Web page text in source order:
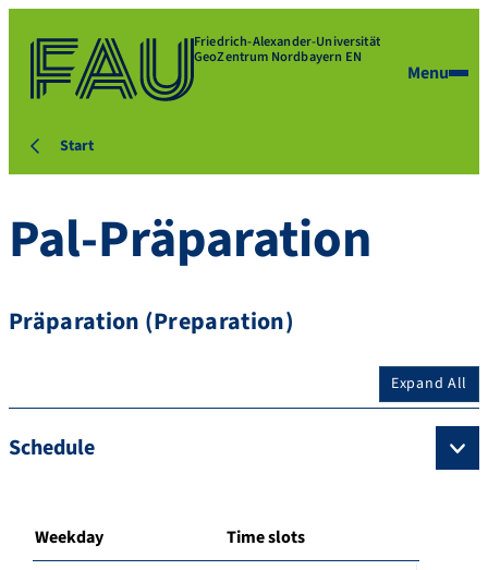
Friedrich-Alexander-Universität
GeoZentrum Nordbayern EN
Menu
Start
Pal-Präparation
Präparation (Preparation)
Expand All
Schedule
Weekday Time slots